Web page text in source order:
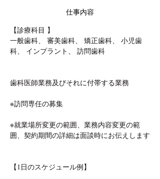
仕事内容
【診療科目 】
一般歯科、 審美歯科、 矯正歯科、 小児歯
科、 インプラント、 訪問歯科
歯科医師業務及びそれに付帯する業務
※訪問専任の募集
※就業場所変更の範囲、業務内容変更の範
囲、契約期間の詳細は面談時にお伝えします
【1日のスケジュール例】